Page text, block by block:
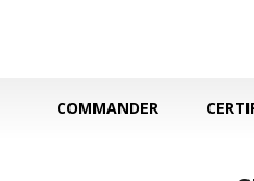
COMMANDER